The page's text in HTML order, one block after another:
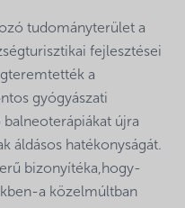
tudományterület a
fejlesztései
a
gyógyászati
újra
áldásos hatékonyságát.
bizonyítéka,hogy-
a közelmúltban